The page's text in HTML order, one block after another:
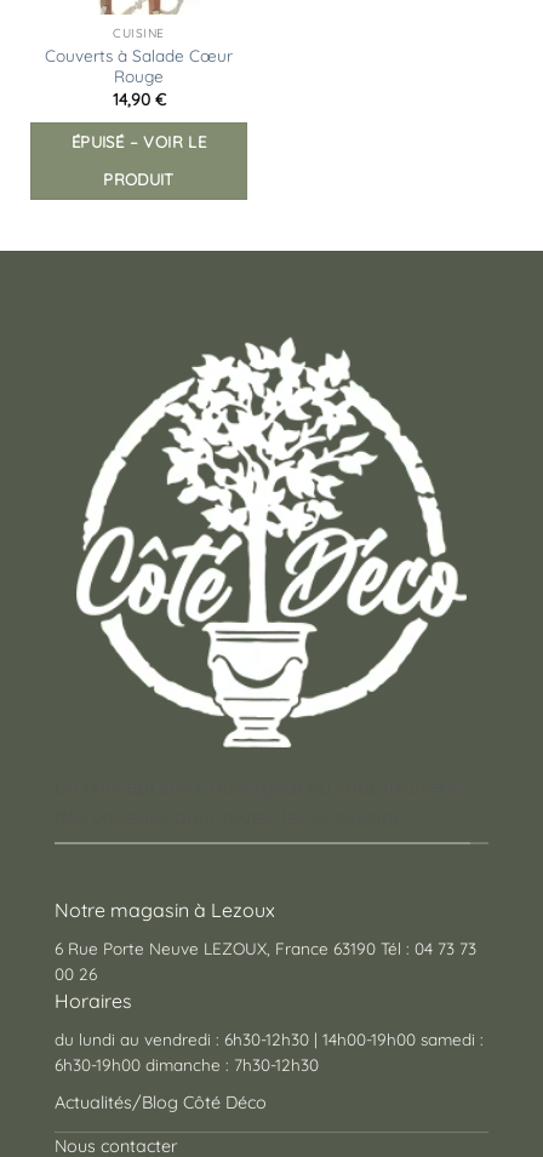
CUISINE
Couverts à Salade Cœur
Rouge
14,90 €
ÉPUISÉ – VOIR LE
PRODUIT
Notre magasin à Lezoux
6 Rue Porte Neuve LEZOUX, France 63190 Tél : 04 73 73
00 26
Horaires
du lundi au vendredi : 6h30-12h30 | 14h00-19h00 samedi :
6h30-19h00 dimanche : 7h30-12h30
Actualités/Blog Côté Déco
Nous contacter